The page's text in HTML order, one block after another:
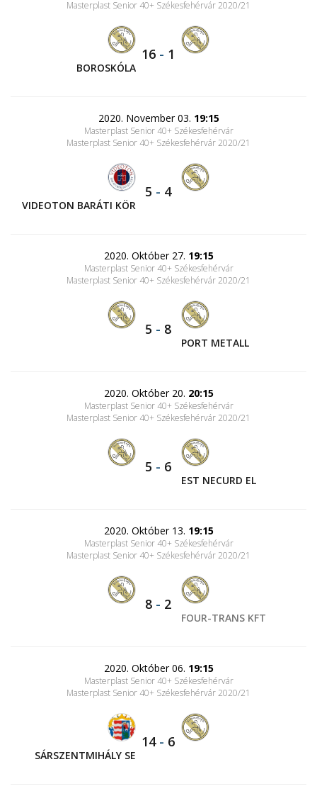
Masterplast Senior 40+ Székesfehérvár 2020/21
BOROSKÓLA
16 - 1
2020. November 03. 19:15
Masterplast Senior 40+ Székesfehérvár
Masterplast Senior 40+ Székesfehérvár 2020/21
VIDEOTON BARÁTI KÖR
5 - 4
2020. Október 27. 19:15
Masterplast Senior 40+ Székesfehérvár
Masterplast Senior 40+ Székesfehérvár 2020/21
5 - 8
PORT METALL
2020. Október 20. 20:15
Masterplast Senior 40+ Székesfehérvár
Masterplast Senior 40+ Székesfehérvár 2020/21
5 - 6
EST NECURD EL
2020. Október 13. 19:15
Masterplast Senior 40+ Székesfehérvár
Masterplast Senior 40+ Székesfehérvár 2020/21
8 - 2
FOUR-TRANS KFT
2020. Október 06. 19:15
Masterplast Senior 40+ Székesfehérvár
Masterplast Senior 40+ Székesfehérvár 2020/21
SÁRSZENTMIHÁLY SE
14- 6